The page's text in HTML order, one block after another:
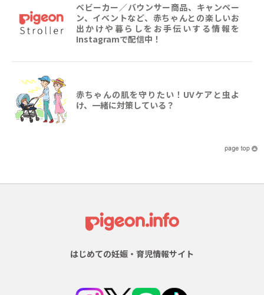
ベビーカー／バウンサー商品、キャンペー
ン、イベントなど、赤ちゃんとの楽しいお
出かけや暮らしをお手伝いする情報を
Instagramで配信中！
赤ちゃんの肌を守りたい！UVケアと虫よ
け、一緒に対策している？
はじめての妊娠・育児情報サイト